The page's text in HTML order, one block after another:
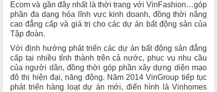
Ecom và gần đây nhất là thời trang với VinFashion…góp
phần đa dạng hóa lĩnh vực kinh doanh, đồng thời nâng
cao đẳng cấp và giá trị cho các dự án bất động sản của
Tập đoàn.
Với định hướng phát triển các dự án bất động sản đẳng
cấp tại nhiều tỉnh thành trên cả nước, phục vụ nhu cầu
của người dân, đồng thời góp phần xây dựng diện mạo
đô thị hiện đại, năng động. Năm 2014 VinGroup tiếp tục
phát triển hàng loạt dự án mới, điển hình là Vinhomes